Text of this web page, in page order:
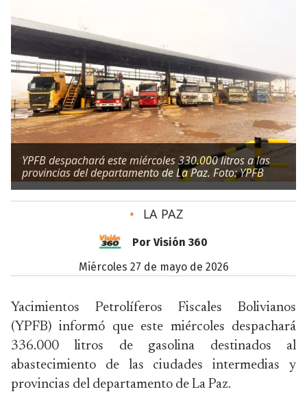
YPFB despachará este miércoles 330.000 litros a las
provincias del departamento de La Paz. Foto: YPFB
• LA PAZ
Por Visión 360
miércoles 27 de mayo de 2026
Yacimientos Petrolíferos Fiscales Bolivianos
(YPFB) informó que este miércoles despachará
336.000 litros de gasolina destinados al
abastecimiento de las ciudades intermedias y
provincias del departamento de La Paz.